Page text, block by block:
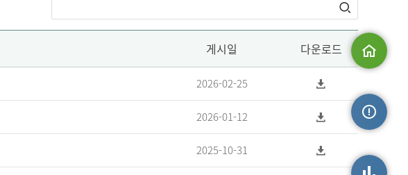
맵
게시일 다운로드
2026-02-25
2026-01-12
2025-10-31